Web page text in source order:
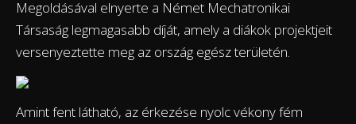
Megoldásával elnyerte a Német Mechatronikai
Társaság legmagasabb díját, amely a diákok projektjeit
versenyeztette meg az ország egész területén.
Amint fent látható, az érkezése nyolc vékony fém